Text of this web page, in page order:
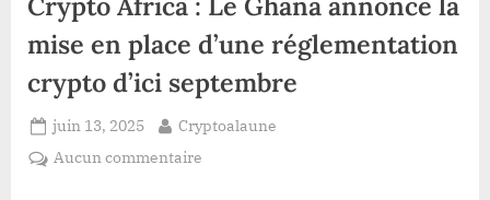
mise en place d’une réglementation
crypto d’ici septembre
Posted
on
juin 13, 2025 By
Cryptoalaune
Aucun commentaire